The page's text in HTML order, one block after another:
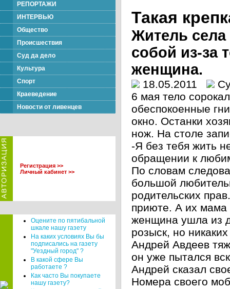
РЕПОРТАЖИ
ИНТЕРВЬЮ
Общество
Происшествия
Суд да дело
Культура
Спорт
Краеведение
Новости от ливенцев
Регистрация >>
Личный кабинет >>
Оцените по пятибальной
шкале нашу газету
На каких условиях Вы бы
подписались на газету
"Уездный город" ?
В какой сфере Вы
работаете ?
Как часто Вы покупаете
нашу газету?
Такая
Житель
собой из-за
женщина.
18.05.2011
6 мая тело
обеспокоенные
окно. Останки
нож. На столе
-Я без тебя жить
обращении к
По словам
большой
родительских
приюте. А их
женщина ушла из
розыск, но
Андрей Авдеев
он уже пытался
Андрей сказал
Номера своего